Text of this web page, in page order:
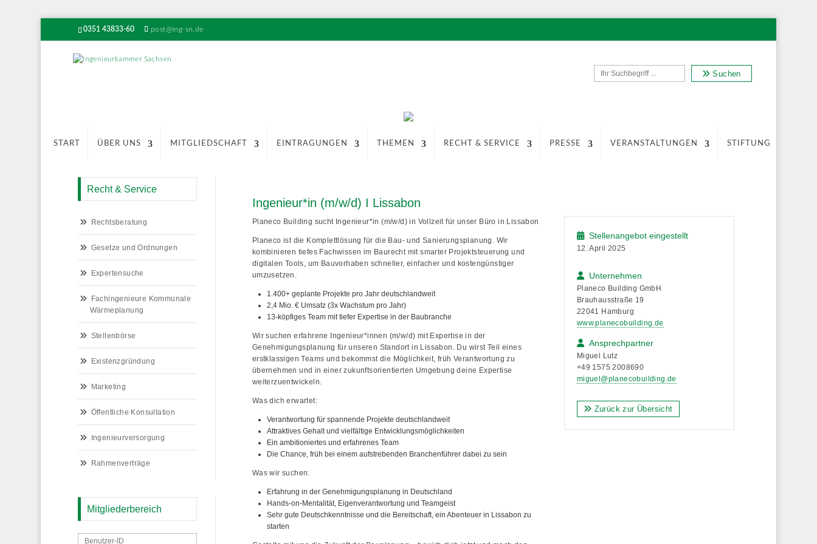
0351 43833-60 post@ing-sn.de
Suchen
START ÜBER UNS MITGLIEDSCHAFT EINTRAGUNGEN THEMEN RECHT & SERVICE PRESSE VERANSTALTUNGEN STIFTUNG
Recht & Service
Rechtsberatung
Gesetze und Ordnungen
Expertensuche
Fachingenieure Kommunale
Wärmeplanung
Stellenbörse
Existenzgründung
Marketing
Öffentliche Konsultation
Ingenieurversorgung
Rahmenverträge
Mitgliederbereich
Ingenieur*in (m/w/d) I Lissabon
Planeco Building sucht Ingenieur*in (m/w/d) in Vollzeit für unser Büro in Lissabon
Planeco ist die Komplettlösung für die Bau- und Sanierungsplanung. Wir
kombinieren tiefes Fachwissen im Baurecht mit smarter Projektsteuerung und
digitalen Tools, um Bauvorhaben schneller, einfacher und kostengünstiger
umzusetzen.
1.400+ geplante Projekte pro Jahr deutschlandweit
2,4 Mio. € Umsatz (3x Wachstum pro Jahr)
13-köpfiges Team mit tiefer Expertise in der Baubranche
Wir suchen erfahrene Ingenieur*innen (m/w/d) mit Expertise in der
Genehmigungsplanung für unseren Standort in Lissabon. Du wirst Teil eines
erstklassigen Teams und bekommst die Möglichkeit, früh Verantwortung zu
übernehmen und in einer zukunftsorientierten Umgebung deine Expertise
weiterzuentwickeln.
Was dich erwartet:
Verantwortung für spannende Projekte deutschlandweit
Attraktives Gehalt und vielfältige Entwicklungsmöglichkeiten
Ein ambitioniertes und erfahrenes Team
Die Chance, früh bei einem aufstrebenden Branchenführer dabei zu sein
Was wir suchen:
Erfahrung in der Genehmigungsplanung in Deutschland
Hands-on-Mentalität, Eigenverantwortung und Teamgeist
Sehr gute Deutschkenntnisse und die Bereitschaft, ein Abenteuer in Lissabon zu
starten
Stellenangebot eingestellt
12. April 2025
Unternehmen
Planeco Building GmbH
Brauhausstraße 19
22041 Hamburg
www.planecobuilding.de
Ansprechpartner
Miguel Lutz
+49 1575 2008690
miguel@planecobuilding.de
Zurück zur Übersicht